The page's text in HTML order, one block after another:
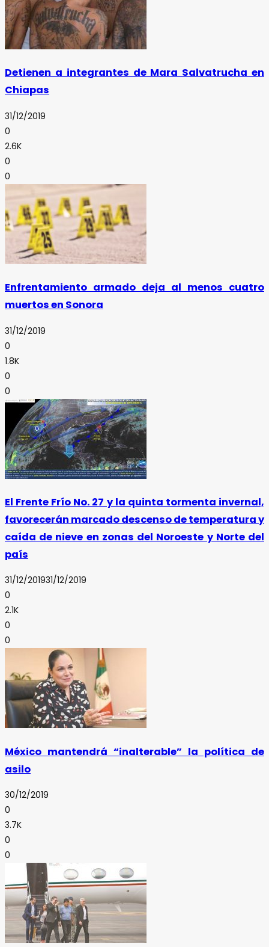
Detienen a integrantes de Mara Salvatrucha en
Chiapas
31/12/2019
0
2.6K
0
0
Enfrentamiento armado deja al menos cuatro
muertos en Sonora
31/12/2019
0
1.8K
0
0
El Frente Frío No. 27 y la quinta tormenta invernal,
favorecerán marcado descenso de temperatura y
caída de nieve en zonas del Noroeste y Norte del
país
31/12/201931/12/2019
0
2.1K
0
0
México mantendrá “inalterable” la política de
asilo
30/12/2019
0
3.7K
0
0